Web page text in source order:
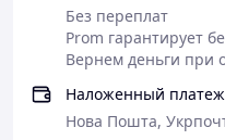
Без переплат
Prom гарантирует
Вернем деньги при
Наложенный платеж
Нова Пошта,